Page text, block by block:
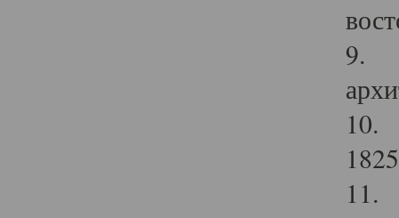
9.
10.
11.